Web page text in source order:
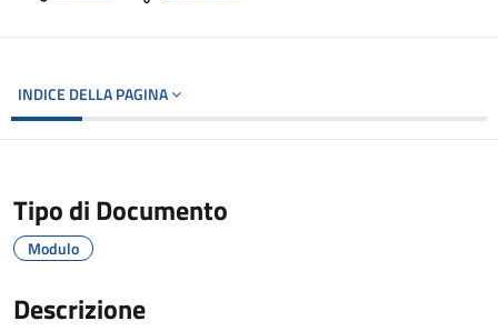
INDICE DELLA PAGINA
Tipo di Documento
Modulo
Descrizione